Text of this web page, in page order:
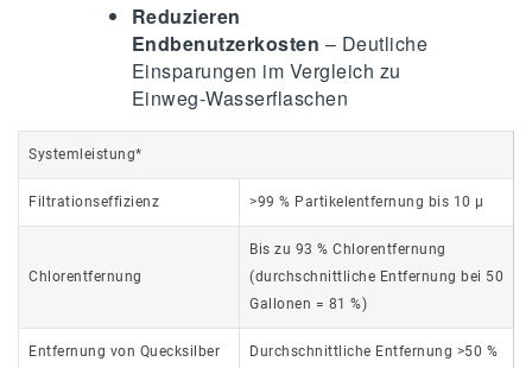
Reduzieren
Endbenutzerkosten – Deutliche
Einsparungen im Vergleich zu
Einweg-Wasserflaschen
Systemleistung*
Filtrationseffizienz >99 % Partikelentfernung bis 10 µ
Chlorentfernung
Bis zu 93 % Chlorentfernung
(durchschnittliche Entfernung bei 50
Gallonen = 81 %)
Entfernung von Quecksilber
Durchschnittliche Entfernung >50 %